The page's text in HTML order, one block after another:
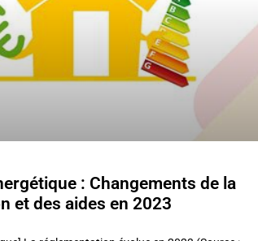
: Changements de la
et des aides en 2023